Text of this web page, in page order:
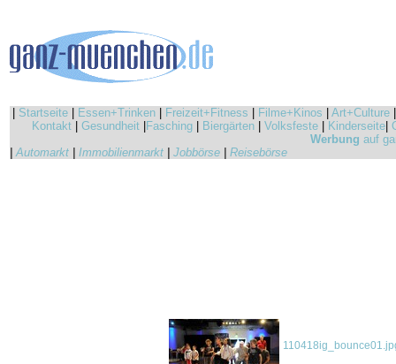
Startseite Essen+Trinken Freizeit+Fitness Filme+Kinos Art+Culture
Kontakt
Gesundheit Fasching Biergärten Volksfeste Kinderseite
Werbung auf
|Automarkt Immobilienmarkt Jobbörse Reisebörse